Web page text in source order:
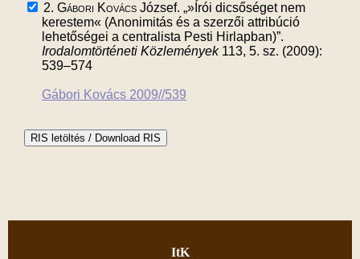
2. Gábori Kovács József. „»Írói dicsőséget nem
kerestem« (Anonimitás és a szerzői attribúció
lehetőségei a centralista Pesti Hirlapban)”.
Irodalomtörténeti Közlemények113, 5. sz. (2009):
539–574
Gábori Kovács 2009//539
ItK